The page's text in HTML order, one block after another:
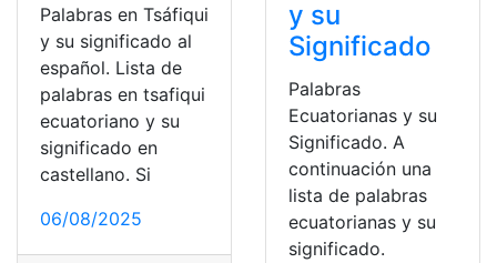
Palabras en Tsáfiqui
y su significado al
español. Lista de
palabras en tsafiqui
ecuatoriano y su
significado en
castellano. Si
06/08/2025
y su
Significado
Palabras
Ecuatorianas y su
Significado. A
continuación una
lista de palabras
ecuatorianas y su
significado.